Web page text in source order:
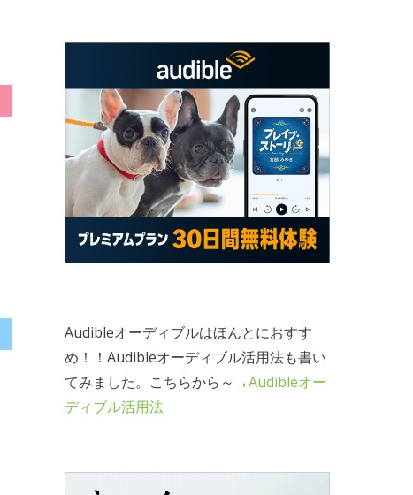
Audibleオーディブルはほんとにおすす
め！！Audibleオーディブル活用法も書い
てみました。こちらから～→Audibleオー
ディブル活用法